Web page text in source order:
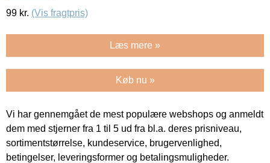
99 kr. (Vis fragtpris)
Læs mere »
Køb nu »
Vi har gennemgået de mest populære webshops og anmeldt
dem med stjerner fra 1 til 5 ud fra bl.a. deres prisniveau,
sortimentstørrelse, kundeservice, brugervenlighed,
betingelser, leveringsformer og betalingsmuligheder.